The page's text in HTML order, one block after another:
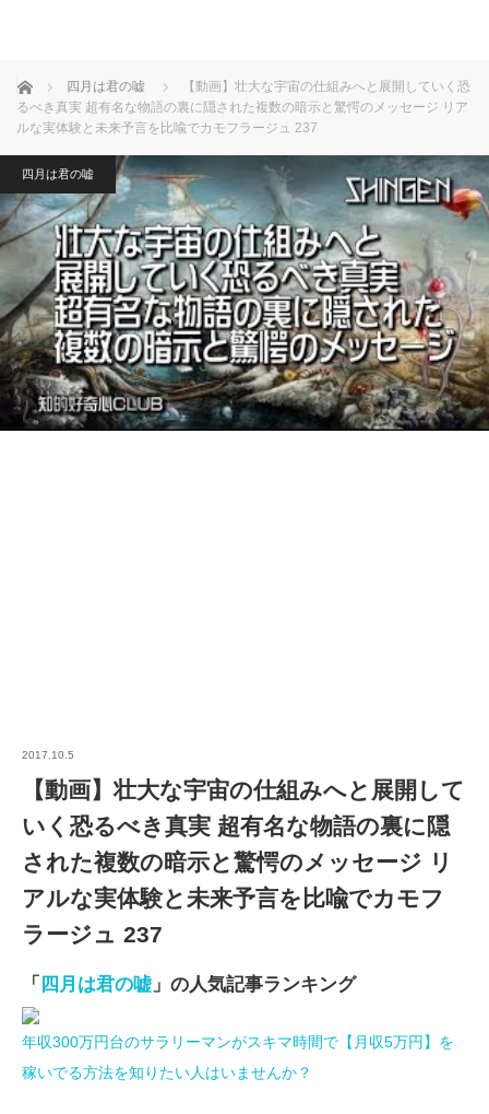
ホーム 四月は君の嘘
【動画】壮大な宇宙の仕組みへと展開していく恐
るべき真実 超有名な物語の裏に隠された複数の暗示と驚愕のメッセージ リア
ルな実体験と未来予言を比喩でカモフラージュ 237
四月は君の嘘
2017.10.5
【動画】壮大な宇宙の仕組みへと展開して
いく恐るべき真実 超有名な物語の裏に隠
された複数の暗示と驚愕のメッセージ リ
アルな実体験と未来予言を比喩でカモフ
ラージュ 237
「 四月は君の嘘 」の人気記事ランキング
年収300万円台のサラリーマンがスキマ時間で【月収5万円】を
稼いでる方法を知りたい人はいませんか？